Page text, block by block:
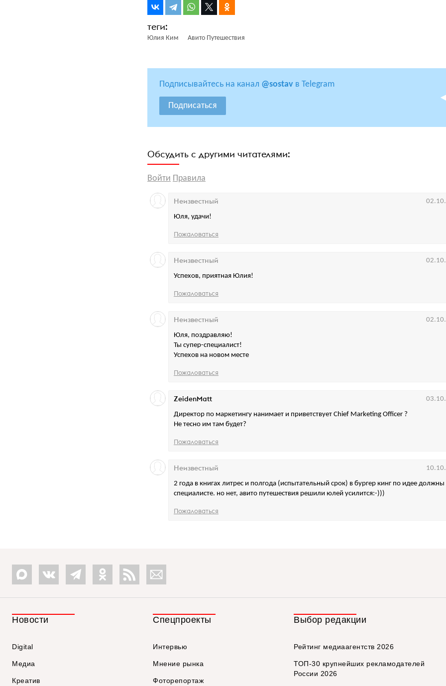
Юлия Ким Авито Путешествия
Подписывайтесь на канал @sostav в Telegram
Подписаться
Обсудить с другими читателями:
Войти Правила
Юля, удачи!
Неизвестный
Пожаловаться
Успехов, приятная Юлия!
Неизвестный
Пожаловаться
Юля, поздравляю!
Ты супер-специалист!
Успехов на новом месте
Неизвестный
Пожаловаться
Директор по маркетингу нанимает и приветствует Chief Marketing Officer ?
Не тесно им там будет?
ZeidenMatt
Пожаловаться
2 года в книгах литрес и полгода (испытательный срок) в бургер кинг по идее должны
специалисте. но нет, авито путешествия решили юлей усилится:-)))
Неизвестный
Пожаловаться
Новости
Digital
Медиа
Креатив
Спецпроекты
Интервью
Мнение рынка
Фоторепортаж
Выбор редакции
Рейтинг медиаагентств 2026
ТОП-30 крупнейших рекламодателей
России 2026